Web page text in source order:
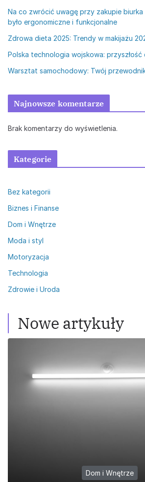
Na co zwrócić uwagę przy zakupie
było ergonomiczne i funkcjonalne
Zdrowa dieta 2025: Trendy w makijażu
Polska technologia wojskowa: przyszłość
Warsztat samochodowy: Twój
Najnowsze komentarze
Brak komentarzy do wyświetlenia.
Kategorie
Bez kategorii
Biznes i Finanse
Dom i Wnętrze
Moda i styl
Motoryzacja
Technologia
Zdrowie i Uroda
Nowe artykuły
Dom i Wnętrze